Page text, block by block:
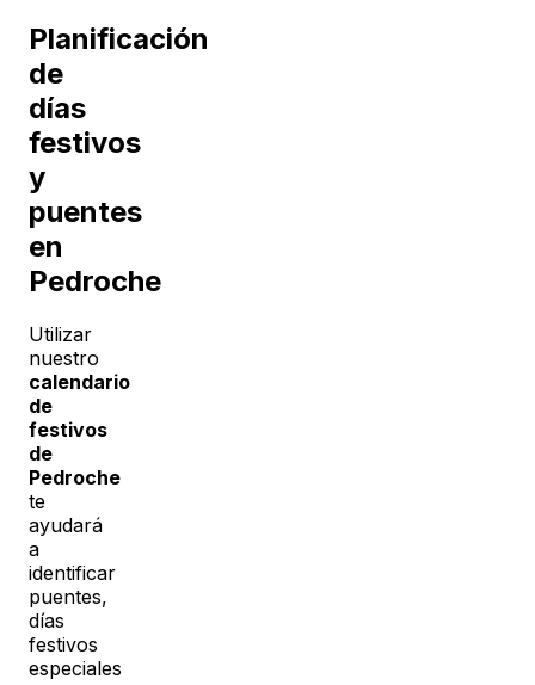
Planificación
de
días
festivos
y
puentes
en
Pedroche
Utilizar
nuestro
calendario
de
festivos
de
Pedroche
te
ayudará
a
identificar
puentes,
días
festivos
especiales